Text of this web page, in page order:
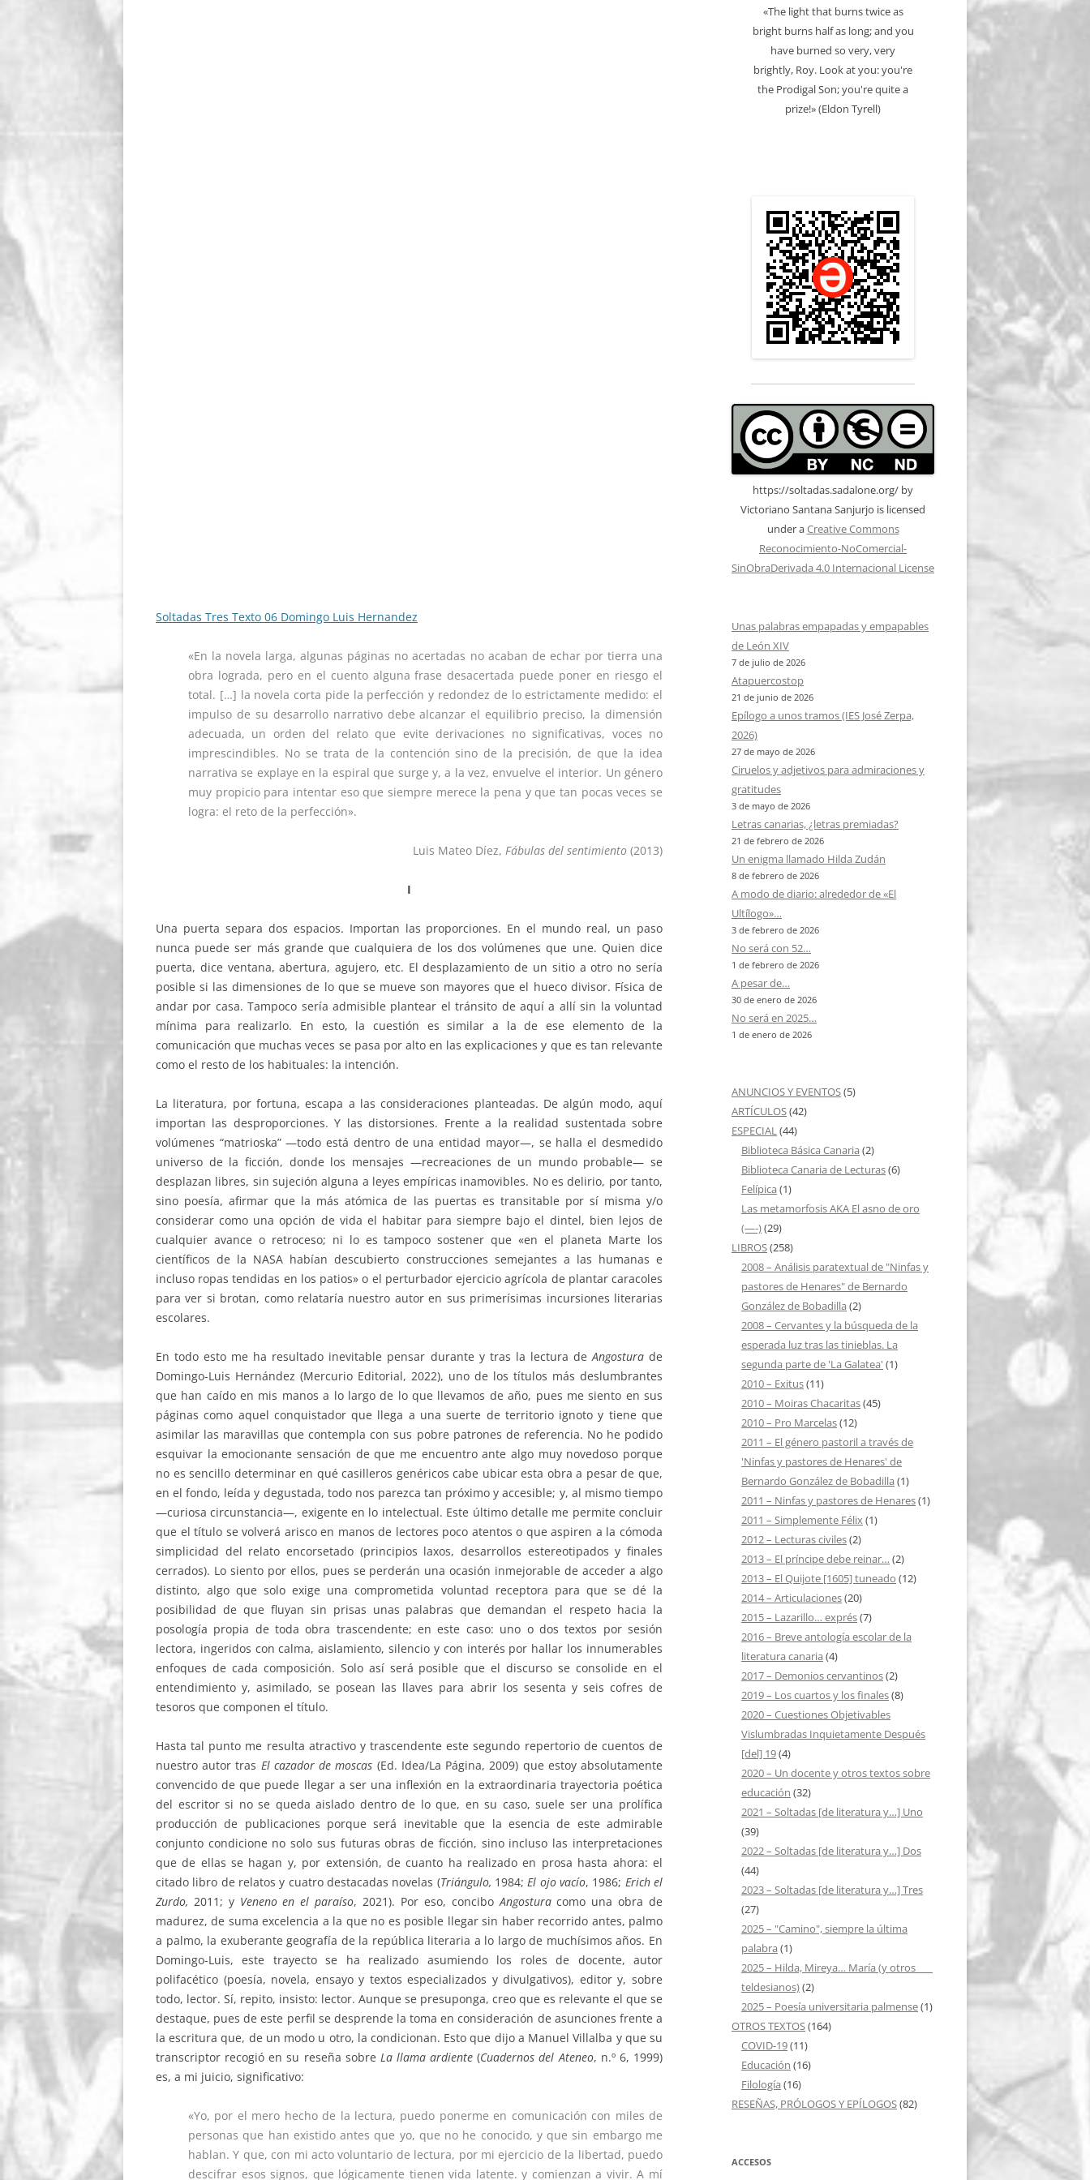
Soltadas Tres Texto 06 Domingo Luis Hernandez
«En la novela larga, algunas páginas no acertadas no acaban de echar por tierra una
obra lograda, pero en el cuento alguna frase desacertada puede poner en riesgo el
total. […] la novela corta pide la perfección y redondez de lo estrictamente medido: el
impulso de su desarrollo narrativo debe alcanzar el equilibrio preciso, la dimensión
adecuada, un orden del relato que evite derivaciones no significativas, voces no
imprescindibles. No se trata de la contención sino de la precisión, de que la idea
narrativa se explaye en la espiral que surge y, a la vez, envuelve el interior. Un género
muy propicio para intentar eso que siempre merece la pena y que tan pocas veces se
logra: el reto de la perfección».
Luis Mateo Díez, Fábulas del sentimiento (2013)
I
Una puerta separa dos espacios. Importan las proporciones. En el mundo real, un paso
nunca puede ser más grande que cualquiera de los dos volúmenes que une. Quien dice
puerta, dice ventana, abertura, agujero, etc. El desplazamiento de un sitio a otro no sería
posible si las dimensiones de lo que se mueve son mayores que el hueco divisor. Física de
andar por casa. Tampoco sería admisible plantear el tránsito de aquí a allí sin la voluntad
mínima para realizarlo. En esto, la cuestión es similar a la de ese elemento de la
comunicación que muchas veces se pasa por alto en las explicaciones y que es tan relevante
como el resto de los habituales: la intención.
La literatura, por fortuna, escapa a las consideraciones planteadas. De algún modo, aquí
importan las desproporciones. Y las distorsiones. Frente a la realidad sustentada sobre
volúmenes “matrioska” —todo está dentro de una entidad mayor—, se halla el desmedido
universo de la ficción, donde los mensajes —recreaciones de un mundo probable— se
desplazan libres, sin sujeción alguna a leyes empíricas inamovibles. No es delirio, por tanto,
sino poesía, afirmar que la más atómica de las puertas es transitable por sí misma y/o
considerar como una opción de vida el habitar para siempre bajo el dintel, bien lejos de
cualquier avance o retroceso; ni lo es tampoco sostener que «en el planeta Marte los
científicos de la NASA habían descubierto construcciones semejantes a las humanas e
incluso ropas tendidas en los patios» o el perturbador ejercicio agrícola de plantar caracoles
para ver si brotan, como relataría nuestro autor en sus primerísimas incursiones literarias
escolares.
En todo esto me ha resultado inevitable pensar durante y tras la lectura deAngostura de
Domingo-Luis Hernández (Mercurio Editorial, 2022), uno de los títulos más deslumbrantes
que han caído en mis manos a lo largo de lo que llevamos de año, pues me siento en sus
páginas como aquel conquistador que llega a una suerte de territorio ignoto y tiene que
asimilar las maravillas que contempla con sus pobre patrones de referencia. No he podido
esquivar la emocionante sensación de que me encuentro ante algo muy novedoso porque
no es sencillo determinar en qué casilleros genéricos cabe ubicar esta obra a pesar de que,
en el fondo, leída y degustada, todo nos parezca tan próximo y accesible; y, al mismo tiempo
—curiosa circunstancia—, exigente en lo intelectual. Este último detalle me permite concluir
que el título se volverá arisco en manos de lectores poco atentos o que aspiren a la cómoda
simplicidad del relato encorsetado (principios laxos, desarrollos estereotipados y finales
cerrados). Lo siento por ellos, pues se perderán una ocasión inmejorable de acceder a algo
distinto, algo que solo exige una comprometida voluntad receptora para que se dé la
posibilidad de que fluyan sin prisas unas palabras que demandan el respeto hacia la
posología propia de toda obra trascendente; en este caso: uno o dos textos por sesión
lectora, ingeridos con calma, aislamiento, silencio y con interés por hallar los innumerables
enfoques de cada composición. Solo así será posible que el discurso se consolide en el
entendimiento y, asimilado, se posean las llaves para abrir los sesenta y seis cofres de
tesoros que componen el título.
Hasta tal punto me resulta atractivo y trascendente este segundo repertorio de cuentos de
nuestro autor tras El cazador de moscas (Ed. Idea/La Página, 2009) que estoy absolutamente
convencido de que puede llegar a ser una inflexión en la extraordinaria trayectoria poética
del escritor si no se queda aislado dentro de lo que, en su caso, suele ser una prolífica
producción de publicaciones porque será inevitable que la esencia de este admirable
conjunto condicione no solo sus futuras obras de ficción, sino incluso las interpretaciones
que de ellas se hagan y, por extensión, de cuanto ha realizado en prosa hasta ahora: el
citado libro de relatos y cuatro destacadas novelas (Triángulo, 1984;El ojo vacío, 1986; Erich el
Zurdo, 2011; y Veneno en el paraíso, 2021). Por eso, conciboAngosturacomo una obra de
madurez, de suma excelencia a la que no es posible llegar sin haber recorrido antes, palmo
a palmo, la exuberante geografía de la república literaria a lo largo de muchísimos años. En
Domingo-Luis, este trayecto se ha realizado asumiendo los roles de docente, autor
polifacético (poesía, novela, ensayo y textos especializados y divulgativos), editor y, sobre
todo, lector. Sí, repito, insisto: lector. Aunque se presuponga, creo que es relevante el que se
destaque, pues de este perfil se desprende la toma en consideración de asunciones frente a
la escritura que, de un modo u otro, la condicionan. Esto que dijo a Manuel Villalba y que su
transcriptor recogió en su reseña sobre La llama ardiente (Cuadernos del Ateneo, n.º 6, 1999)
es, a mi juicio, significativo:
«Yo, por el mero hecho de la lectura, puedo ponerme en comunicación con miles de
personas que han existido antes que yo, que no he conocido, y que sin embargo me
hablan. Y que, con mi acto voluntario de lectura, por mi ejercicio de la libertad, puedo
descifrar esos signos, que lógicamente tienen vida latente. y comienzan a vivir. A mí
«The light that burns twice as
bright burns half as long; and you
have burned so very, very
brightly, Roy. Look at you: you're
the Prodigal Son; you're quite a
prize!» (Eldon Tyrell)
https://soltadas.sadalone.org/ by
Victoriano Santana Sanjurjo is licensed
under aCreative Commons
Reconocimiento-NoComercial-
SinObraDerivada 4.0 Internacional License
Unas palabras empapadas y empapables
de León XIV
7 de julio de 2026
Atapuercostop
21 de junio de 2026
Epílogo a unos tramos (IES José Zerpa,
2026)
27 de mayo de 2026
Ciruelos y adjetivos para admiraciones y
gratitudes
3 de mayo de 2026
Letras canarias, ¿letras premiadas?
21 de febrero de 2026
Un enigma llamado Hilda Zudán
8 de febrero de 2026
A modo de diario: alrededor de «El
Ultílogo»…
3 de febrero de 2026
No será con 52…
1 de febrero de 2026
A pesar de…
30 de enero de 2026
No será en 2025…
1 de enero de 2026
ANUNCIOS Y EVENTOS(5)
ARTÍCULOS(42)
ESPECIAL(44)
Biblioteca Básica Canaria (2)
Biblioteca Canaria de Lecturas(6)
Felípica (1)
Las metamorfosis AKA El asno de oro
(—-)(29)
LIBROS(258)
2008 – Análisis paratextual de "Ninfas y
pastores de Henares" de Bernardo
González de Bobadilla (2)
2008 – Cervantes y la búsqueda de la
esperada luz tras las tinieblas. La
segunda parte de 'La Galatea' (1)
2010 – Exitus(11)
2010 – Moiras Chacaritas(45)
2010 – Pro Marcelas(12)
2011 – El género pastoril a través de
'Ninfas y pastores de Henares' de
Bernardo González de Bobadilla (1)
2011 – Ninfas y pastores de Henares(1)
2011 – Simplemente Félix(1)
2012 – Lecturas civiles(2)
2013 – El príncipe debe reinar… (2)
2013 – El Quijote [1605] tuneado (12)
2014 – Articulaciones(20)
2015 – Lazarillo… exprés(7)
2016 – Breve antología escolar de la
literatura canaria (4)
2017 – Demonios cervantinos(2)
2019 – Los cuartos y los finales(8)
2020 – Cuestiones Objetivables
Vislumbradas Inquietamente Después
[del] 19(4)
2020 – Un docente y otros textos sobre
educación (32)
2021 – Soltadas [de literatura y…] Uno
(39)
2022 – Soltadas [de literatura y…] Dos
(44)
2023 – Soltadas [de literatura y…] Tres
(27)
2025 – "Camino", siempre la última
palabra (1)
2025 – Hilda, Mireya… María (y otros ___
teldesianos)(2)
2025 – Poesía universitaria palmense(1)
OTROS TEXTOS(164)
COVID-19(11)
Educación (16)
Filología (16)
RESEÑAS, PRÓLOGOS Y EPÍLOGOS(82)
ACCESOS